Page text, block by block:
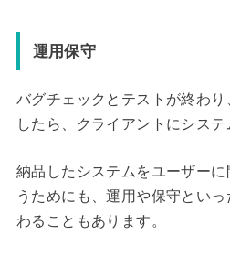
運用保守
バグチェックとテストが終わ
したら、クライアントにシステ
納品したシステムをユーザー
うためにも、運用や保守とい
わることもあります。